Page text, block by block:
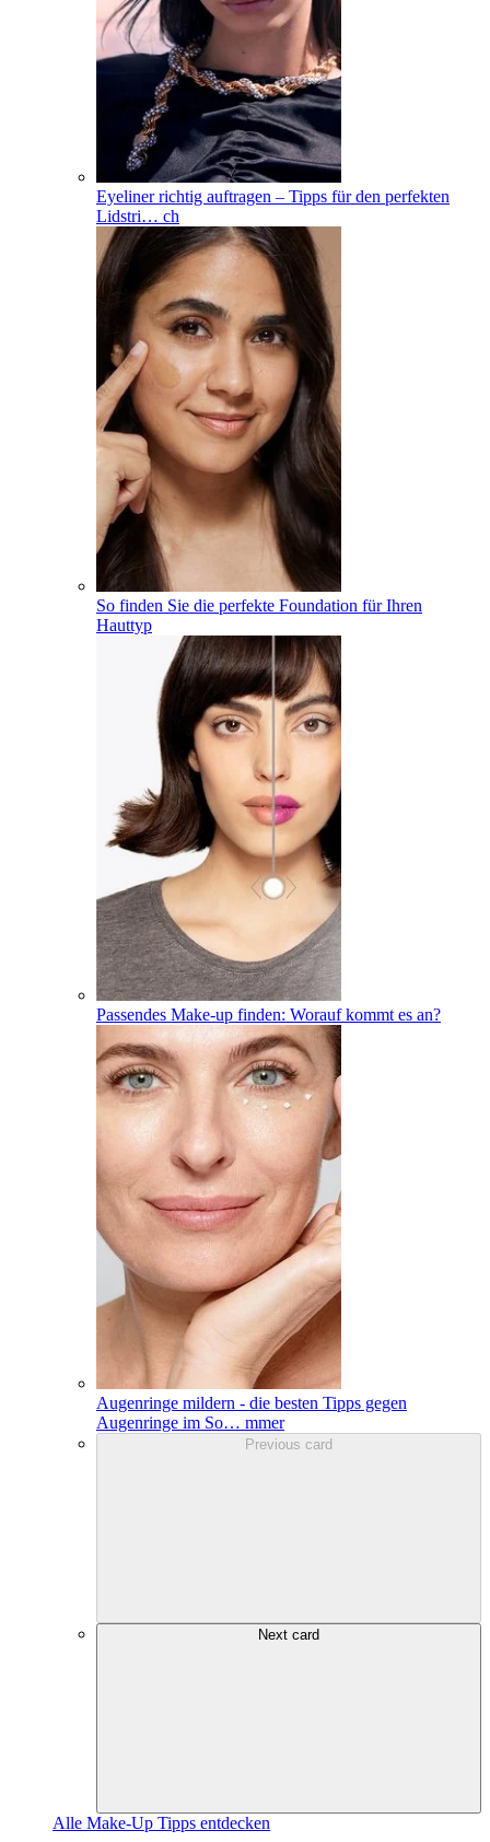
Eyeliner richtig auftragen – Tipps für den perfekten
Lidstri… ch
So finden Sie die perfekte Foundation für Ihren
Hauttyp
Passendes Make-up finden: Worauf kommt es an?
Augenringe mildern - die besten Tipps gegen
Augenringe im So… mmer
Previous card
Next card
Alle Make-Up Tipps entdecken